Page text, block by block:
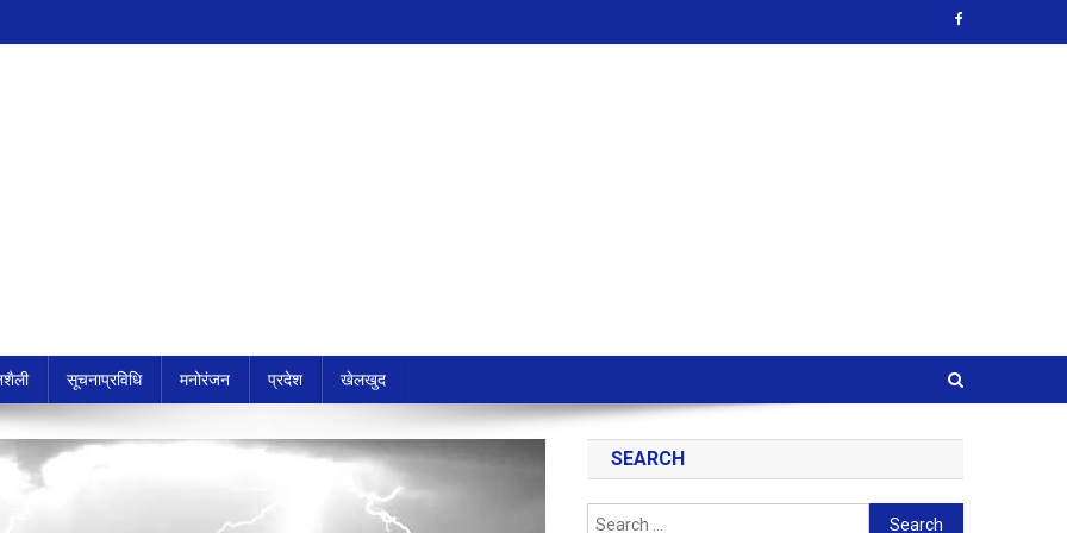
सूचनाप्रविधि मनोरंजन प्रदेश खेलखुद
SEARCH
Search